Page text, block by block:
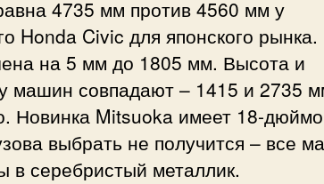
4735 мм против 4560 мм у
Honda Civic для японского рынка.
на 5 мм до 1805 мм. Высота и
машин совпадают – 1415 и 2735
Новинка Mitsuoka имеет 18-
выбрать не получится – все
в серебристый металлик.